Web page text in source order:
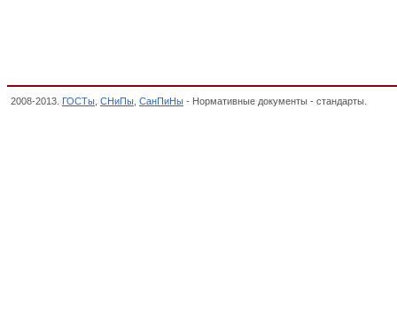
2008-2013. ГОСТы СНиПы СанПиНы - Нормативные документы - стандарты.